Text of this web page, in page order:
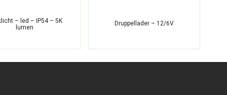
– led – IP54 – 5K
lumen
Druppellader – 12/6V